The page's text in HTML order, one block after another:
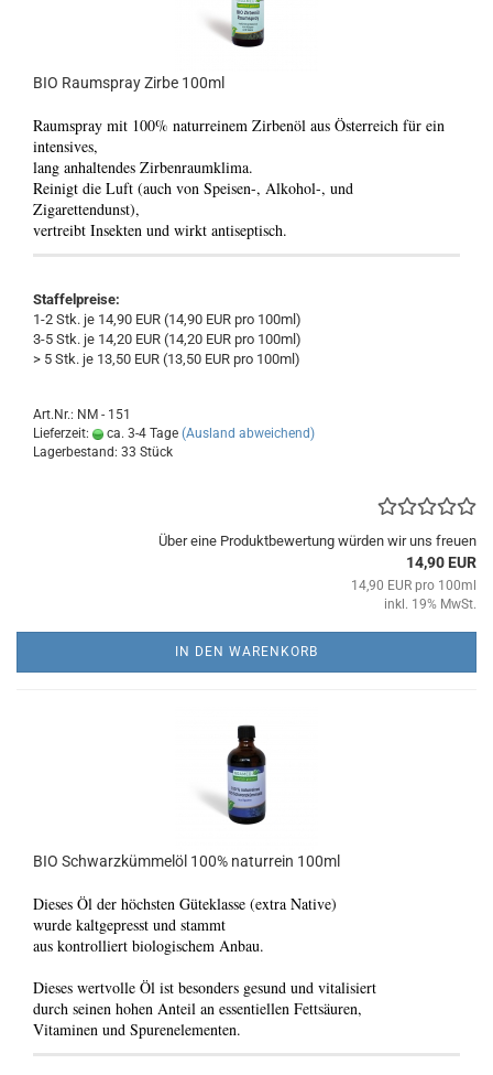
BIO Raumspray Zirbe 100ml
Raumspray mit 100% naturreinem Zirbenöl aus Österreich für ein
intensives,
lang anhaltendes Zirbenraumklima.
Reinigt die Luft (auch von Speisen-, Alkohol-, und
Zigarettendunst),
vertreibt Insekten und wirkt antiseptisch.
Staffelpreise:
1-2 Stk. je 14,90 EUR (14,90 EUR pro 100ml)
3-5 Stk. je 14,20 EUR (14,20 EUR pro 100ml)
> 5 Stk. je 13,50 EUR (13,50 EUR pro 100ml)
Art.Nr.: NM - 151
Lieferzeit:
ca. 3-4 Tage (Ausland abweichend)
Lagerbestand: 33 Stück
Über eine Produktbewertung würden wir uns freuen
14,90 EUR
14,90 EUR pro 100ml
inkl. 19% MwSt.
IN DEN WARENKORB
BIO Schwarzkümmelöl 100% naturrein 100ml
Dieses Öl der höchsten Güteklasse (extra Native)
wurde kaltgepresst und stammt
aus kontrolliert biologischem Anbau.
Dieses wertvolle Öl ist besonders gesund und vitalisiert
durch seinen hohen Anteil an essentiellen Fettsäuren,
Vitaminen und Spurenelementen.